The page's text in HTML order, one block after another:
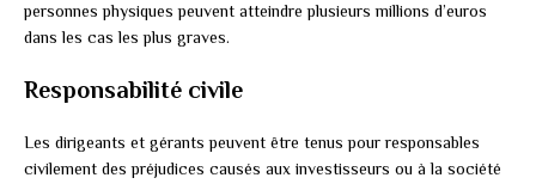
personnes physiques peuvent atteindre plusieurs millions d’euros
dans les cas les plus graves.
Responsabilité civile
Les dirigeants et gérants peuvent être tenus pour responsables
civilement des préjudices causés aux investisseurs ou à la société